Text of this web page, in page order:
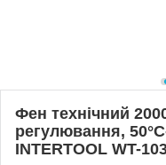
Фен технічний
регулювання,
INTERTOOL WT-